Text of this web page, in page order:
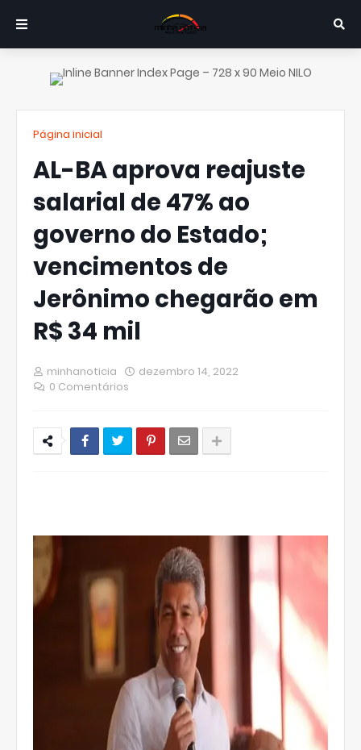
Página inicial
AL-BA aprova reajuste
salarial de 47% ao
governo do Estado;
vencimentos de
Jerônimo chegarão em
R$ 34 mil
minhanoticia
dezembro 14, 2022
0 Comentários